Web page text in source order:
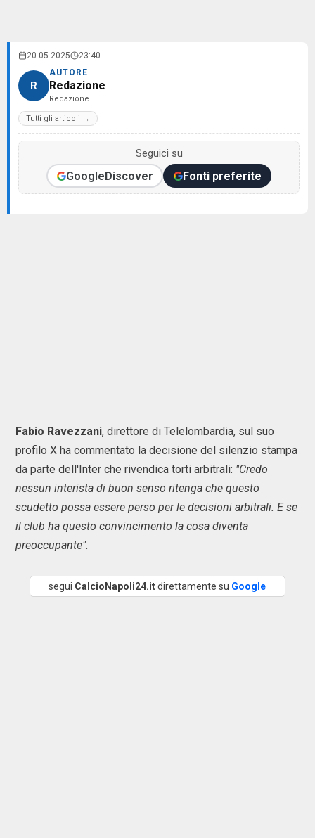
20.05.2025 23:40
R
AUTORE
Redazione
Redazione
Tutti gli articoli →
Seguici su
GoogleDiscover Fonti preferite
Fabio Ravezzani, direttore di Telelombardia, sul suo
profilo X ha commentato la decisione del silenzio stampa
da parte dell'Inter che rivendica torti arbitrali: "Credo
nessun interista di buon senso ritenga che questo
scudetto possa essere perso per le decisioni arbitrali. E se
il club ha questo convincimento la cosa diventa
preoccupante".
segui CalcioNapoli24.itdirettamente su Google